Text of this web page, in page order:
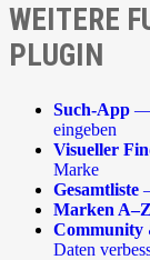
WEITERE
PLUGIN
Such-App —
eingeben
Visueller
Marke
Gesamtliste
Marken A–Z
Daten